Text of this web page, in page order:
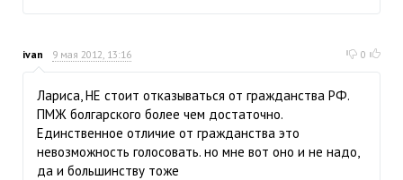
ivan 9 мая 2012, 13:16 0
Лариса, НЕ стоит отказываться от гражданства РФ.
ПМЖ болгарского более чем достаточно.
Единственное отличие от гражданства это
невозможность голосовать. но мне вот оно и не надо,
да и большинству тоже